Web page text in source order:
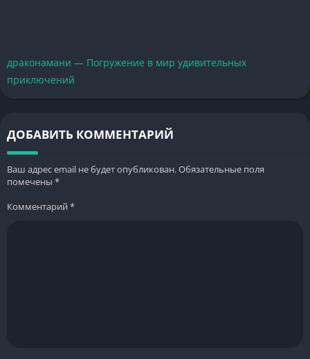
драконамани — Погружение в мир удивительных
приключений
ДОБАВИТЬ КОММЕНТАРИЙ
Ваш адрес email не будет опубликован.Обязательные поля
помечены *
Комментарий*